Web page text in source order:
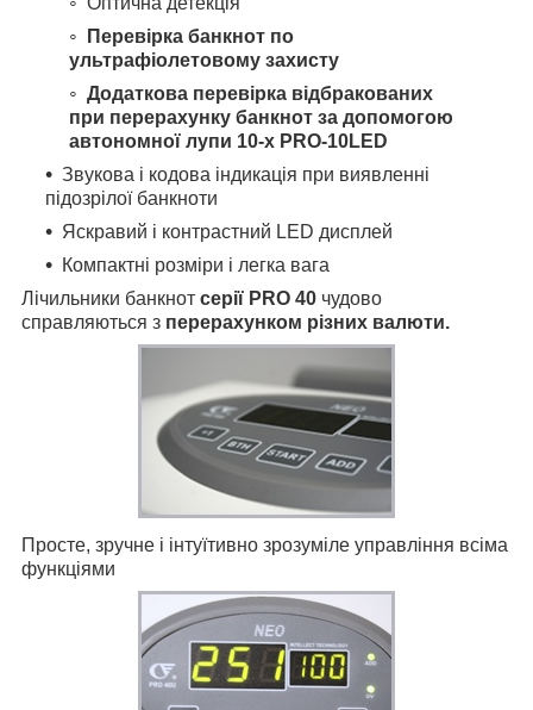
Перевірка банкнот по
ультрафіолетовому захисту
Додаткова перевірка відбракованих
при перерахунку банкнот за допомогою
автономної лупи 10-х PRO-10LED
Звукова і кодова індикація при виявленні
підозрілої банкноти
Яскравий і контрастний LED дисплей
Компактні розміри і легка вага
Лічильники банкнот серії PRO 40 чудово
справляються з перерахунком різних валюти.
Просте, зручне і інтуїтивно зрозуміле управління всіма
функціями